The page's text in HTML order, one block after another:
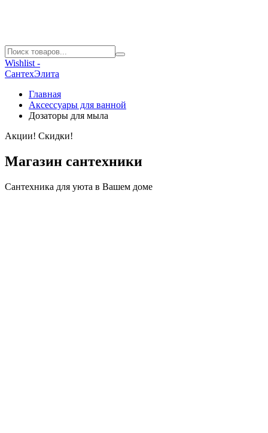
Wishlist -
СантехЭлита
Главная
Аксессуары для ванной
Дозаторы для мыла
Акции! Скидки!
Магазин сантехники
Сантехника для уюта в Вашем доме